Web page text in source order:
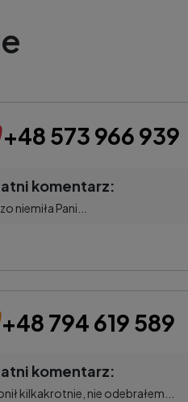
+48 573 966 939
komentarz:
niemiła Pani...
+48 794 619 589
komentarz:
kilkakrotnie, nie odebrałem...